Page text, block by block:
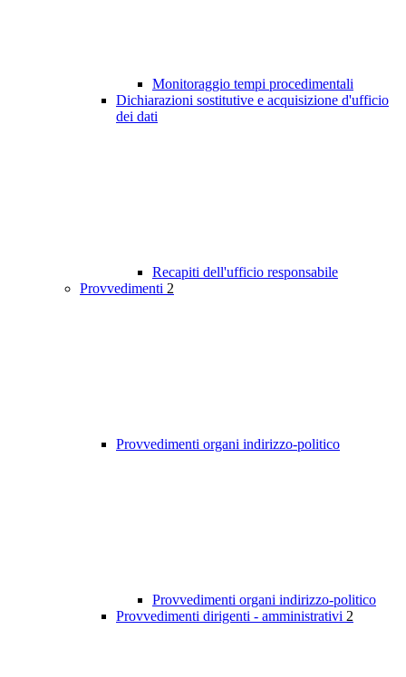
Monitoraggio tempi procedimentali
Dichiarazioni sostitutive e acquisizione d'ufficio
dei dati
Recapiti dell'ufficio responsabile
Provvedimenti 2
Provvedimenti organi indirizzo-politico
Provvedimenti organi indirizzo-politico
Provvedimenti dirigenti - amministrativi 2